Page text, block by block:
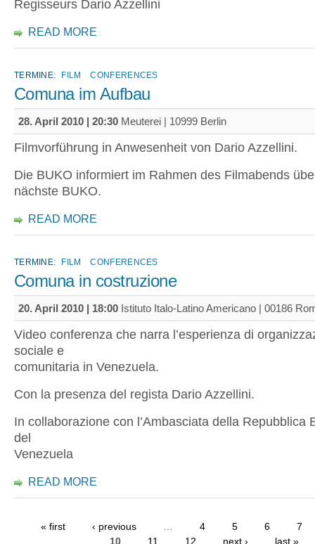
Regisseurs Dario Azzellini
READ MORE
TERMINE: FILM CONFERENCES
Comuna im Aufbau
28. April 2010 | 20:30 Meuterei | 10999 Berlin
Filmvorführung in Anwesenheit von Dario Azzellini.
Die BUKO informiert im Rahmen des Filmabends
nächste BUKO.
READ MORE
TERMINE: FILM CONFERENCES
Comuna in costruzione
20. April 2010 | 18:00 Istituto Italo-Latino Americano | 00186
Video conferenza che narra l’esperienza di
sociale e
comunitaria in Venezuela.
Con la presenza del regista Dario Azzellini.
In collaborazione con l’Ambasciata della Repubblica
del
Venezuela
READ MORE
« first ‹ previous … 4 5 6
7
10
11 12 next › last »